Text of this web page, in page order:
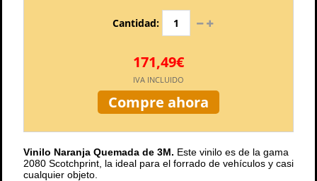
Cantidad:
171,49€
IVA INCLUIDO
Compre ahora
Vinilo Naranja Quemada de 3M. Este vinilo es de la gama
2080 Scotchprint, la ideal para el forrado de vehículos y casi
cualquier objeto.